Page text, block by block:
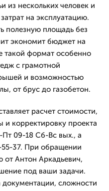
из нескольких человек и
на эксплуатацию.
полезную площадь без
экономит бюджет на
такой формат особенно
с грамотной
и возможностью
от брус до газобетон.
расчет стоимости,
и корректировку проекта
09-18 Сб-Вс вых., а
55-37. При обращении
от Антон Аркадьевич,
под ваши задачи.
документации, сложности